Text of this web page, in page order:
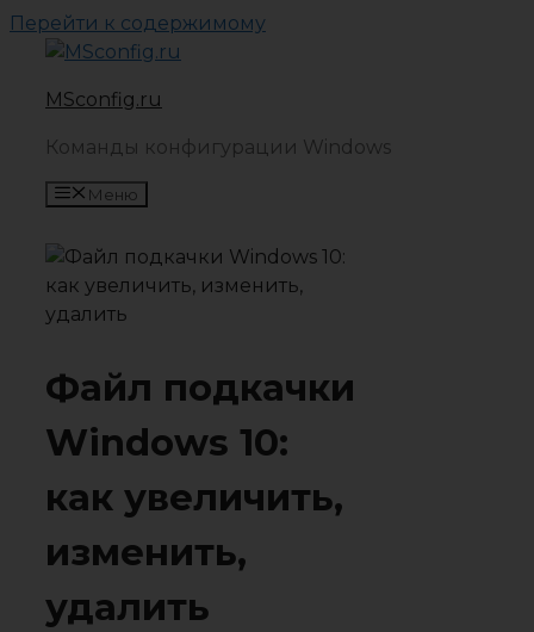
Перейти к содержимому
MSconfig.ru
Команды конфигурации Windows
Меню
Файл подкачки
Windows 10:
как увеличить,
изменить,
удалить